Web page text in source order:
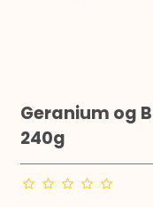
Geranium og
240g